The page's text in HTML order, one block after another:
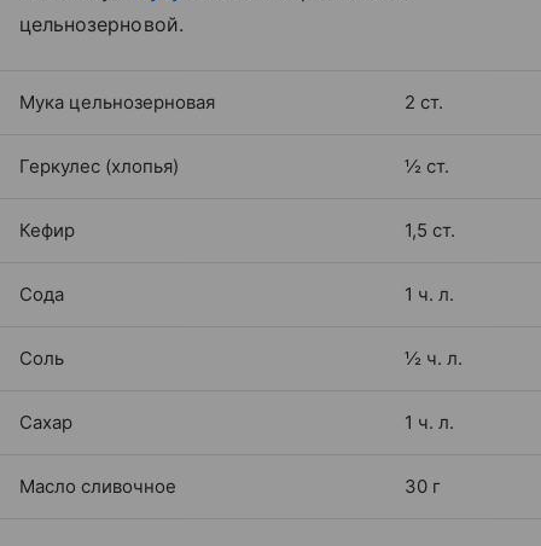
цельнозерновой.
Мука цельнозерновая 2 ст.
Геркулес (хлопья) ½ ст.
Кефир 1,5 ст.
Сода 1 ч. л.
Соль ½ ч. л.
Сахар 1 ч. л.
Масло сливочное 30 г